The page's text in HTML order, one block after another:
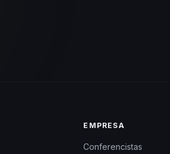
EMPRESA
Conferencistas